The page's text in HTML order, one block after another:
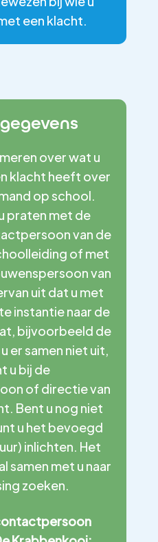
een klacht.
over wat u
klacht heeft over
op school.
praten met de
van de
of met
van
uit dat u met
instantie naar de
bijvoorbeeld de
er samen niet uit,
u bij de
of directie van
Bent u nog niet
u het bevoegd
inlichten. Het
samen met u naar
zoeken.